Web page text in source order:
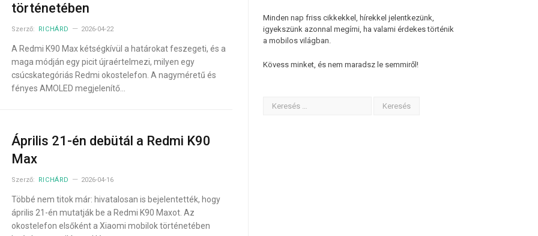
történetében
Szerző: RICHÁRD 2026-04-22
A Redmi K90 Max kétségkívül a határokat feszegeti, és a
maga módján egy picit újraértelmezi, milyen egy
csúcskategóriás Redmi okostelefon. A nagyméretű és
fényes AMOLED megjelenítő…
Április 21-én debütál a Redmi K90
Max
Szerző: RICHÁRD 2026-04-16
Többé nem titok már: hivatalosan is bejelentették, hogy
április 21-én mutatják be a Redmi K90 Maxot. Az
okostelefon elsőként a Xiaomi mobilok történetében
Minden nap friss cikkekkel, hírekkel jelentkezünk,
igyekszünk azonnal megírni, ha valami érdekes történik
a mobilos világban.
Kövess minket, és nem maradsz le semmiről!